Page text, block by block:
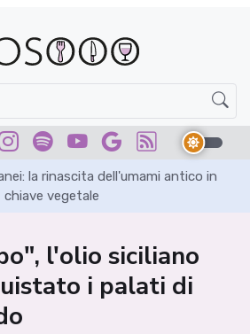
la rinascita dell'umami antico in
chiave vegetale
l'olio siciliano
i palati di